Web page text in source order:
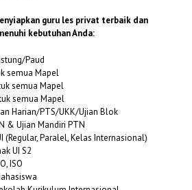
guru les privat terbaik dan
kebutuhan Anda:
Paud
semua Mapel
semua Mapel
semua Mapel
Harian/PTS/UKK/Ujian Blok
& Ujian Mandiri PTN
(Regular, Paralel, Kelas Internasional)
UI S2
ISO